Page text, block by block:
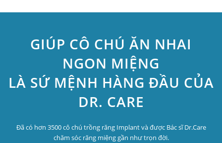
GIÚP CÔ CHÚ ĂN NHAI
NGON MIỆNG
LÀ SỨ MỆNH HÀNG ĐẦU CỦA
DR. CARE
Đã có hơn 3500 cô chú trồng răng Implant và được Bác sĩ Dr.Care
chăm sóc răng miệng gần như trọn đời.